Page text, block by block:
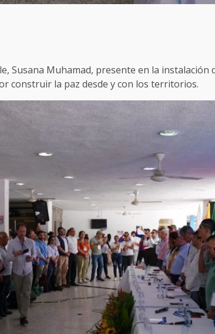
Susana Muhamad, presente en la instalación
construir la paz desde y con los territorios.